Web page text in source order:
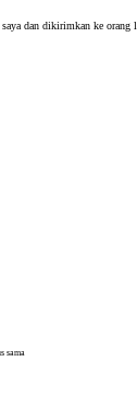
dan dikirimkan ke orang
sama